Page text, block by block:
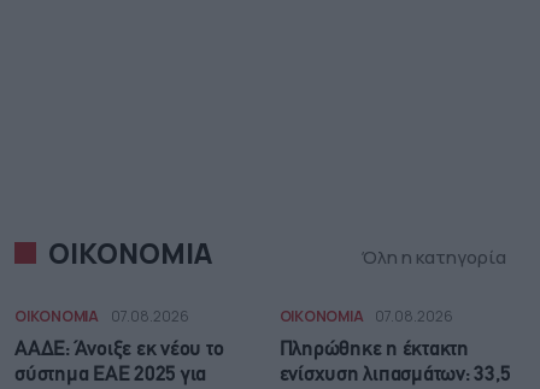
ΟΙΚΟΝΟΜΙΑ Όλη η κατηγορία
ΟΙΚΟΝΟΜΙΑ 07.08.2026
ΑΑΔΕ: Άνοιξε εκ νέου το
σύστημα ΕΑΕ 2025 για
ΟΙΚΟΝΟΜΙΑ 07.08.2026
Πληρώθηκε η έκτακτη
ενίσχυση λιπασμάτων: 33,5